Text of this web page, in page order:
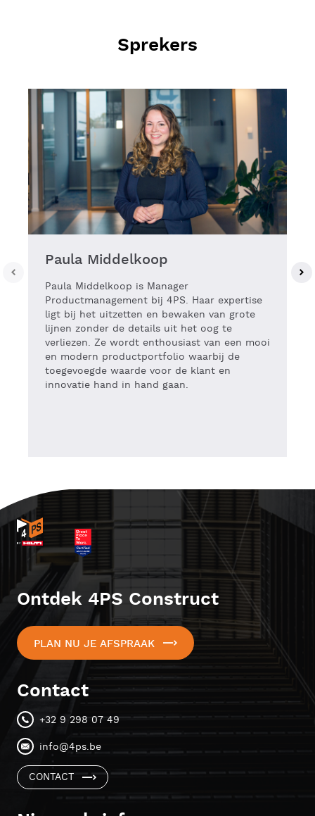
Sprekers
Paula Middelkoop
Paula Middelkoop is Manager
Productmanagement bij 4PS. Haar expertise
ligt bij het uitzetten en bewaken van grote
lijnen zonder de details uit het oog te
verliezen. Ze wordt enthousiast van een mooi
en modern productportfolio waarbij de
toegevoegde waarde voor de klant en
innovatie hand in hand gaan.
Ontdek 4PS Construct
PLAN NU JE AFSPRAAK
Contact
+32 9 298 07 49
info@4ps.be
CONTACT